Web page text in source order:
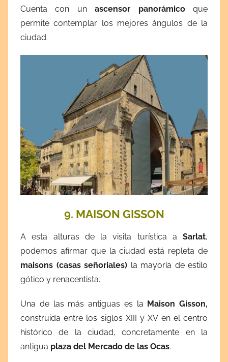
Cuenta con unascensor panorámicoque
permite contemplar los mejores ángulos de la
ciudad.
9. MAISON GISSON
A esta alturas de la visita turística a Sarlat,
podemos afirmar que la ciudad está repleta de
maisons (casas señoriales) la mayoría de estilo
gótico y renacentista.
Una de las más antiguas es la Maison Gisson,
construida entre los siglos XIII y XV en el centro
histórico de la ciudad, concretamente en la
antigua plaza del Mercado de las Ocas.